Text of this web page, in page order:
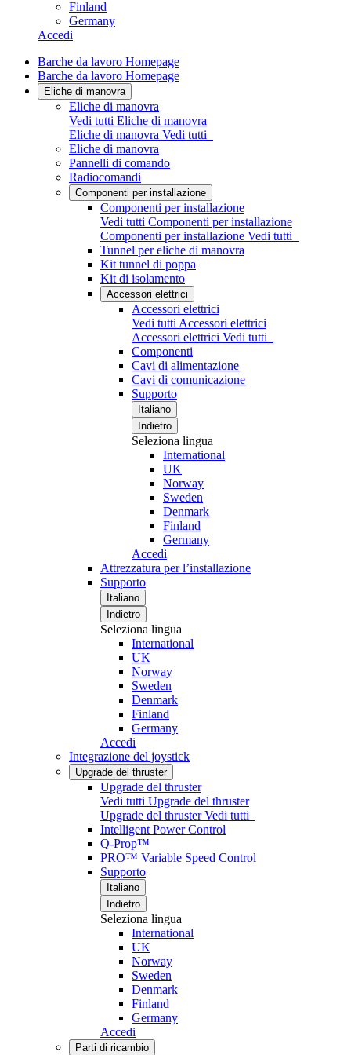
Finland
Germany
Accedi
Barche da lavoro Homepage
Barche da lavoro Homepage
Eliche di manovra
Eliche di manovra
Vedi tutti Eliche di manovra
Eliche di manovra Vedi tutti
Eliche di manovra
Pannelli di comando
Radiocomandi
Componenti per installazione
Componenti per installazione
Vedi tutti Componenti per installazione
Componenti per installazione Vedi tutti
Tunnel per eliche di manovra
Kit tunnel di poppa
Kit di isolamento
Accessori elettrici
Accessori elettrici
Vedi tutti Accessori elettrici
Accessori elettrici Vedi tutti
Componenti
Cavi di alimentazione
Cavi di comunicazione
Supporto
Italiano
Indietro
Seleziona lingua
International
UK
Norway
Sweden
Denmark
Finland
Germany
Accedi
Attrezzatura per l’installazione
Supporto
Italiano
Indietro
Seleziona lingua
International
UK
Norway
Sweden
Denmark
Finland
Germany
Accedi
Integrazione del joystick
Upgrade del thruster
Upgrade del thruster
Vedi tutti Upgrade del thruster
Upgrade del thrusterVedi tutti
Intelligent Power Control
Q-Prop™
PRO™ Variable Speed Control
Supporto
Italiano
Indietro
Seleziona lingua
International
UK
Norway
Sweden
Denmark
Finland
Germany
Accedi
Parti di ricambio